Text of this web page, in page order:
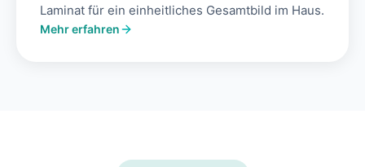
Laminat für ein einheitliches Gesamtbild im Haus.
Mehr erfahren